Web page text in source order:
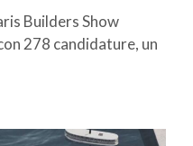
Builders Show
278 candidature, un